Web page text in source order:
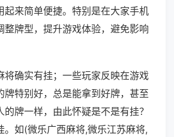
起来简单便捷。特别是在大家手机
整牌型，提升游戏体验，避免影响
将确实有挂；一些玩家反映在游戏
牌特别好，总是能拿到好牌，甚至
牌一样，由此怀疑是不是有挂？
。如(微乐广西麻将,微乐江苏麻将,